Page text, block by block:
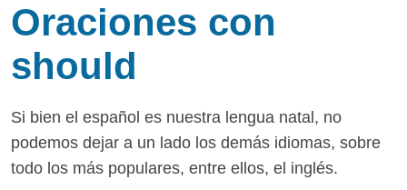
Oraciones con
should
Si bien el español es nuestra lengua natal, no
podemos dejar a un lado los demás idiomas, sobre
todo los más populares, entre ellos, el inglés.